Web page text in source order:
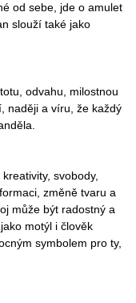
od sebe, jde o amulet
slouží také jako
odvahu, milostnou
naději a víru, že každý
svobody,
změně tvaru a
může být radostný a
motýl i člověk
symbolem pro ty,